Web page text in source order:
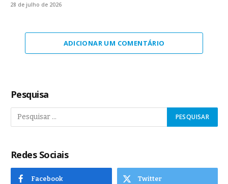
28 de julho de 2026
ADICIONAR UM COMENTÁRIO
Pesquisa
Redes Sociais
Facebook Twitter